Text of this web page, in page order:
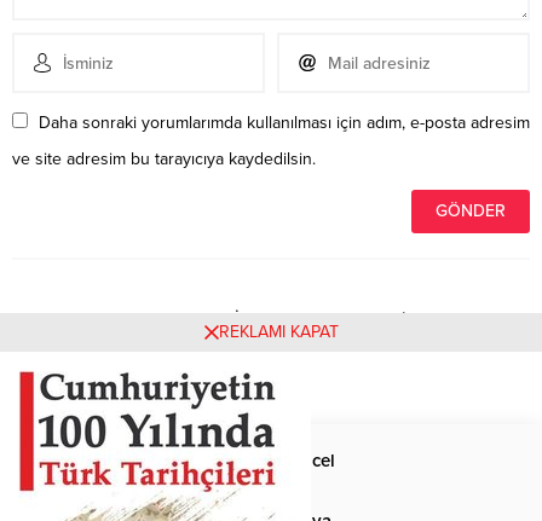
Daha sonraki yorumlarımda kullanılması için adım, e-posta adresim
ve site adresim bu tarayıcıya kaydedilsin.
Henüz yorum yapılmamış. İlk yorumu yukarıdaki form
aracılığıyla siz yapabilirsiniz.
Anasayfa Güncel
REKLAMI KAPAT